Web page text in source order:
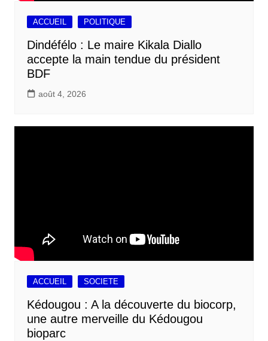
ACCUEIL POLITIQUE
Dindéfélo : Le maire Kikala Diallo
accepte la main tendue du président
BDF
août 4, 2026
ACCUEIL SOCIETE
Kédougou : A la découverte du biocorp,
une autre merveille du Kédougou
bioparc